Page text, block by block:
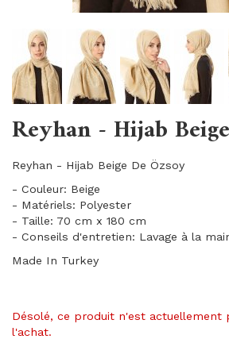
Reyhan - Hijab
Reyhan - Hijab Beige De Özsoy
- Couleur: Beige
- Matériels: Polyester
- Taille: 70 cm x 180 cm
- Conseils d'entretien: Lavage à la
Made In Turkey
Désolé, ce produit n'est actuellement
l'achat.